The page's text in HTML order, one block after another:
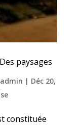
paysages
| Déc 20,
constituée